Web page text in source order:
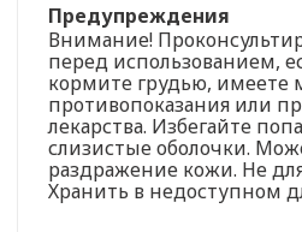
Предупреждения
Внимание!
перед использованием,
кормите грудью, имеете
противопоказания или
лекарства. Избегайте
слизистые оболочки.
раздражение кожи. Не
Хранить в недоступном